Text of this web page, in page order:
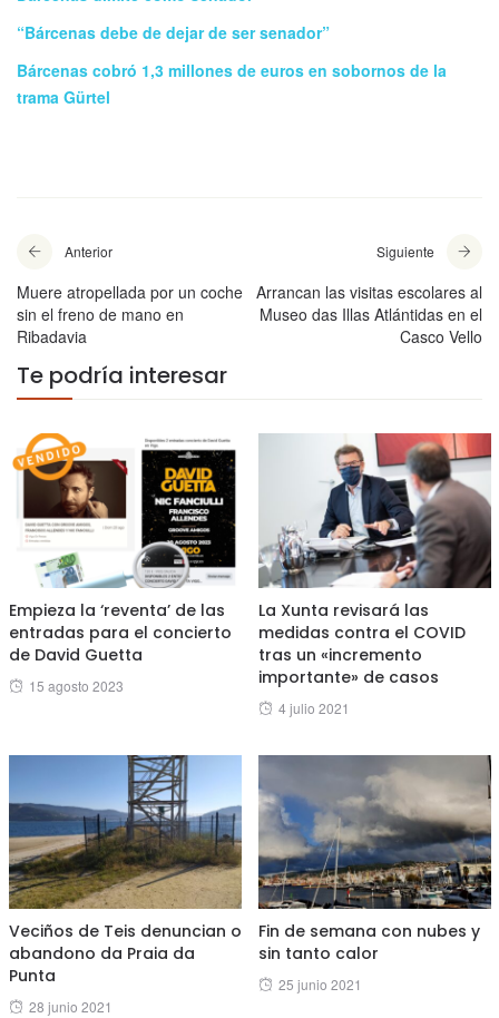
“Bárcenas debe de dejar de ser senador”
Bárcenas cobró 1,3 millones de euros en sobornos de la
trama Gürtel
Anterior
Muere atropellada por un coche
sin el freno de mano en
Ribadavia
Siguiente
Arrancan las visitas escolares al
Museo das Illas Atlántidas en el
Casco Vello
Te podría interesar
Empieza la ‘reventa’ de las
entradas para el concierto
de David Guetta
Posted
15 agosto 2023
La Xunta revisará las
medidas contra el COVID
tras un «incremento
importante» de casos
Posted
4 julio 2021
Veciños de Teis denuncian o
abandono da Praia da
Punta
Posted
28 junio 2021
Fin de semana con nubes y
sin tanto calor
Posted
25 junio 2021